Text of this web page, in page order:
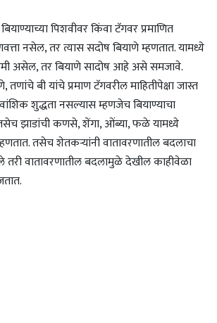
पिशवीवर किंवा टॅगवर प्रमाणित
नसेल, तर त्यास सदोष बियाणे म्हणतात. यामध्ये
असेल, तर बियाणे सादोष आहे असे समजावे.
बी यांचे प्रमाण टॅगवरील माहितीपेक्षा जास्त
शुद्धता नसल्यास म्हणजेच बियाण्याचा
झाडांची कणसे, शेंगा, ओंब्या, फळे यामध्ये
तसेच शेतकऱ्यांनी वातावरणातील बदलाचा
तरीवातावरणातील बदलामुळे देखील काहीवेळा